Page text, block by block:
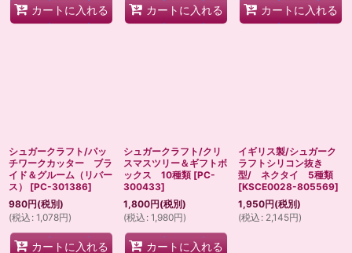
カートに入れる カートに入れる カートに入れる
シュガークラフト/パッ
チワークカッター ブラ
イド＆グルーム（リバー
ス）
[PC-301386]
980円(税別)
(税込 : 1,078円)
カートに入れる
シュガークラフト/クリ
スマスツリー＆ギフトボ
ックス 10種類 [PC-
300433]
1,800円(税別)
(税込 : 1,980円)
カートに入れる
イギリス製/シュガーク
ラフトシリコン抜き
型/ ネクタイ 5種類
[KSCE0028-805569]
1,950円(税別)
(税込 : 2,145円)